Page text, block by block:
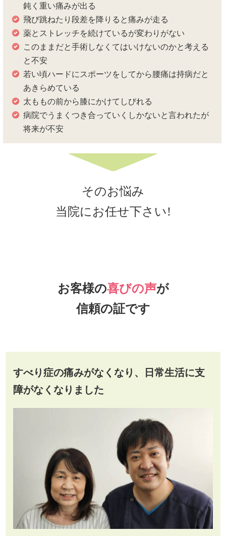
鈍く重い痛みが出る
飛び跳ねたり段差を降りると痛みが走る
薬とストレッチを続けているが変わりがない
このままだと手術しなくてはいけないのかと考える
と不安
若い頃ハードにスポーツをしてから腰痛は持病だと
あきらめている
太ももの前から膝にかけてしびれる
病院でうまくつき合っていくしかないと言われたが
将来が不安
そのお悩み
当院にお任せ下さい!
お客様の喜びの声が
信頼の証です
すべり症の痛みがなくなり、日常生活に支
障がなくなりました